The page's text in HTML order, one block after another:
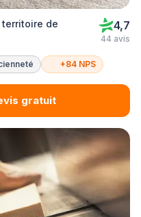
de
4,7
44 avis
+84 NPS
gratuit